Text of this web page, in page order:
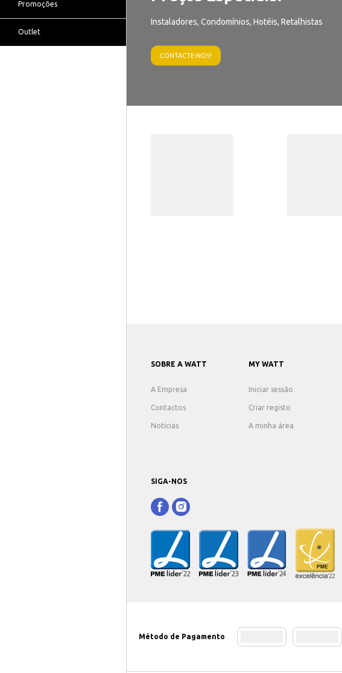
Promoções
Outlet
Instaladores, Condomínios, Hotéis, Retalhistas
CONTACTE-NOS!
SOBRE A WATT
A Empresa
Contactos
Notícias
MY WATT
Iniciar sessão
Criar registo
A minha área
SIGA-NOS
Método de Pagamento